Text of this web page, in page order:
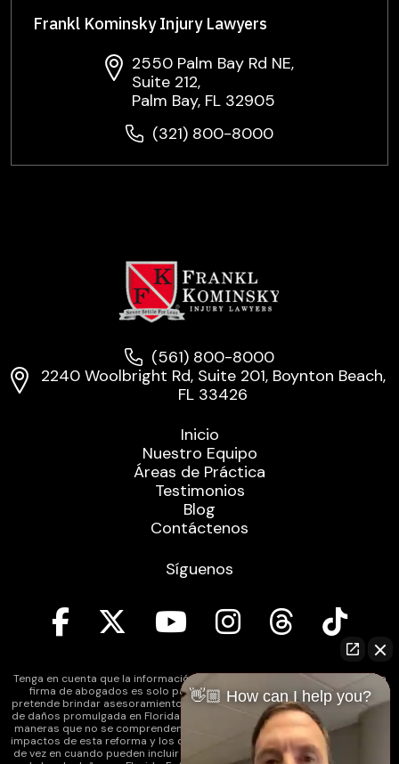
Frankl Kominsky Injury Lawyers
2550 Palm Bay Rd NE,
Suite 212,
Palm Bay, FL 32905
(321) 800-8000
(561) 800-8000
2240 Woolbright Rd, Suite 201, Boynton Beach,
FL 33426
Inicio
Nuestro Equipo
Áreas de Práctica
Testimonios
Blog
Contáctenos
Síguenos
Tenga en cuenta que la información contenida en el sitio web de nuestra
firma de abogados es solo para fines informativos generales y no
pretende brindar asesoramiento legal. Además, la legislación de reforma
de daños promulgada en Florida puede afectar varios tipos de casos de
maneras que no se comprenden completamente en este momento. Los
impactos de esta reforma y los cambios continuos en la ley que ocurren
de vez en cuando pueden incluir cambios en la comprensión anterior de
👋🏼 How can I help you?